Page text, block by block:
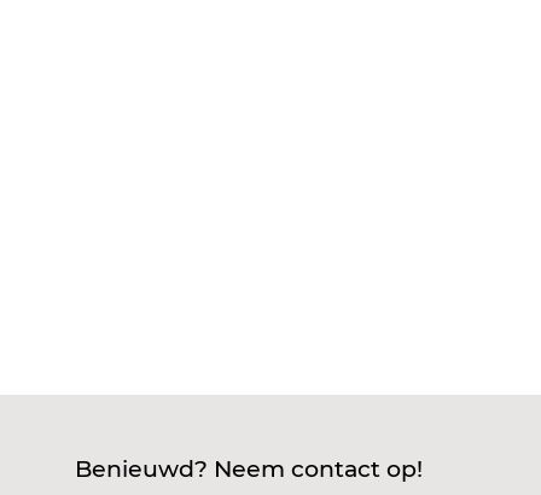
Benieuwd? Neem contact op!